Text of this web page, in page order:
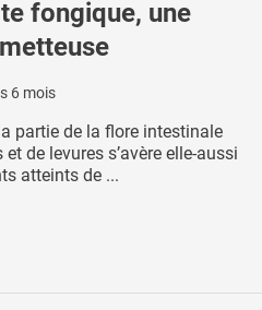
fongique, une
6 mois
partie de la flore intestinale
de levures s’avère elle-aussi
atteints de ...